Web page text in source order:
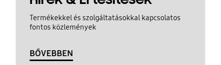
Termékekkel és szolgáltatásokkal kapcsolatos
fontos közlemények
BŐVEBBEN